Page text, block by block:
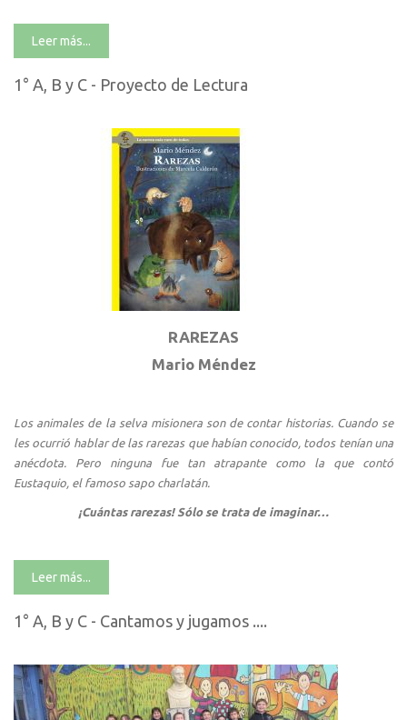
Leer más...
1° A, B y C - Proyecto de Lectura
RAREZAS
Mario Méndez
Los animales de la selva misionera son de contar historias. Cuando se
les ocurrió hablar de las rarezas que habían conocido, todos tenían una
anécdota. Pero ninguna fue tan atrapante como la que contó
Eustaquio, el famoso sapo charlatán.
¡Cuántas rarezas! Sólo se trata de imaginar…
Leer más...
1° A, B y C - Cantamos y jugamos ....